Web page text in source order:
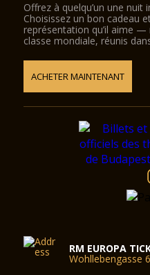
Offrez à quelqu’un une nuit
Choisissez un bon cadeau
représentation qu’il aime
classe mondiale, réunis
ACHETER MAINTENANT
RM EUROPA
Wohllebengasse